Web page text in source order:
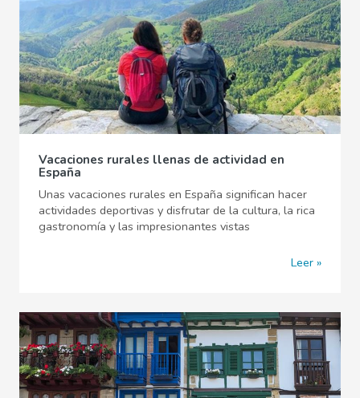
Vacaciones rurales llenas de actividad en
España
Unas vacaciones rurales en España significan hacer
actividades deportivas y disfrutar de la cultura, la rica
gastronomía y las impresionantes vistas
Leer